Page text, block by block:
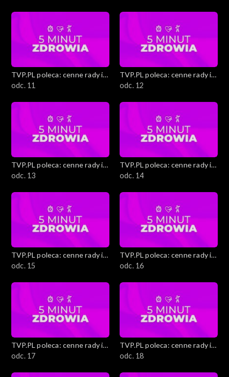
Zapytaj prawnika
Medycyna holistyczna
Wielkanocny czas
TVP.PL poleca: cenne rady i
ciekawostki
odc. 11
TVP.PL poleca: cenne rady i
ciekawostki
odc. 12
TVP.PL poleca: cenne rady i
ciekawostki
odc. 13
TVP.PL poleca: cenne rady i
ciekawostki
odc. 14
TVP.PL poleca: cenne rady i
ciekawostki
odc. 15
TVP.PL poleca: cenne rady i
ciekawostki
odc. 16
TVP.PL poleca: cenne rady i
ciekawostki
odc. 17
TVP.PL poleca: cenne rady i
ciekawostki
odc. 18